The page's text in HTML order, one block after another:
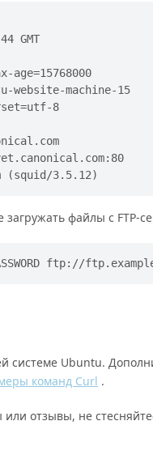
GMT
website-machine-15
8
загружать файлы с FTP-
ftp://
системе Ubuntu.
команд Curl .
или отзывы, не